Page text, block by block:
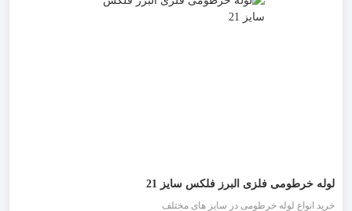
لوله خرطومی فلزی البرز فلکس سایز 21
خرید انواع لوله خرطومی در سایز های مختلف